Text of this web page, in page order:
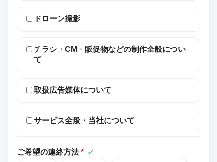
ドローン撮影
チラシ・CM・販促物などの制作全般につい
て
取扱広告媒体について
サービス全般・当社について
ご希望の連絡方法 * ✓